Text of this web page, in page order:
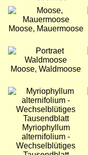
Bild
Moose, Mauermoose
Bild
Moose, Waldmoose
Bild
Myriophyllum
alternifolium -
Wechselblütiges